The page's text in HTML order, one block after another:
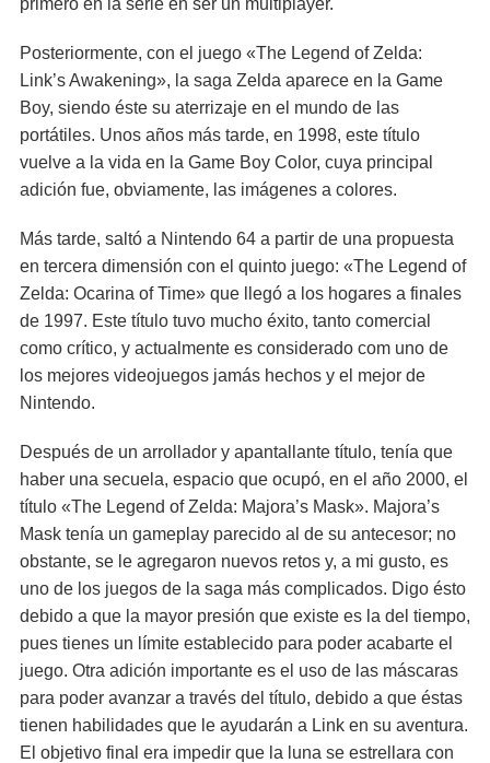
primero en la serie en ser un multiplayer.
Posteriormente, con el juego «The Legend of Zelda:
Link’s Awakening», la saga Zelda aparece en la Game
Boy, siendo éste su aterrizaje en el mundo de las
portátiles. Unos años más tarde, en 1998, este título
vuelve a la vida en la Game Boy Color, cuya principal
adición fue, obviamente, las imágenes a colores.
Más tarde, saltó a Nintendo 64 a partir de una propuesta
en tercera dimensión con el quinto juego: «The Legend of
Zelda: Ocarina of Time» que llegó a los hogares a finales
de 1997. Este título tuvo mucho éxito, tanto comercial
como crítico, y actualmente es considerado com uno de
los mejores videojuegos jamás hechos y el mejor de
Nintendo.
Después de un arrollador y apantallante título, tenía que
haber una secuela, espacio que ocupó, en el año 2000, el
título «The Legend of Zelda: Majora’s Mask». Majora’s
Mask tenía un gameplay parecido al de su antecesor; no
obstante, se le agregaron nuevos retos y, a mi gusto, es
uno de los juegos de la saga más complicados. Digo ésto
debido a que la mayor presión que existe es la del tiempo,
pues tienes un límite establecido para poder acabarte el
juego. Otra adición importante es el uso de las máscaras
para poder avanzar a través del título, debido a que éstas
tienen habilidades que le ayudarán a Link en su aventura.
El objetivo final era impedir que la luna se estrellara con